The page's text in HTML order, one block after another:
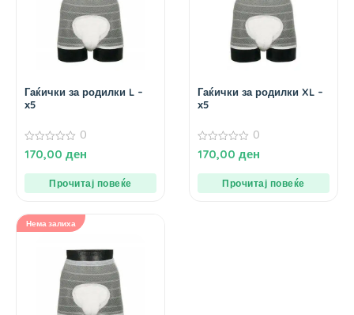
Гаќички за родилки L –
х5
0
од
0
170,00 ден
Прочитај повеќе
Гаќички за родилки XL –
х5
0
од
0
170,00 ден
Прочитај повеќе
Нема залиха